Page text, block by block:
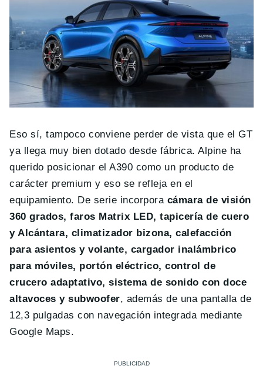
Eso sí, tampoco conviene perder de vista que el GT
ya llega muy bien dotado desde fábrica. Alpine ha
querido posicionar el A390 como un producto de
carácter premium y eso se refleja en el
equipamiento. De serie incorpora cámara de visión
360 grados, faros Matrix LED, tapicería de cuero
y Alcántara, climatizador bizona, calefacción
para asientos y volante, cargador inalámbrico
para móviles, portón eléctrico, control de
crucero adaptativo, sistema de sonido con doce
altavoces y subwoofer, además de una pantalla de
12,3 pulgadas con navegación integrada mediante
Google Maps.